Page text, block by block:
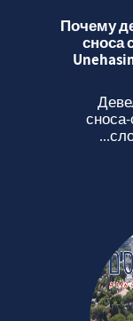
Почему
сноса